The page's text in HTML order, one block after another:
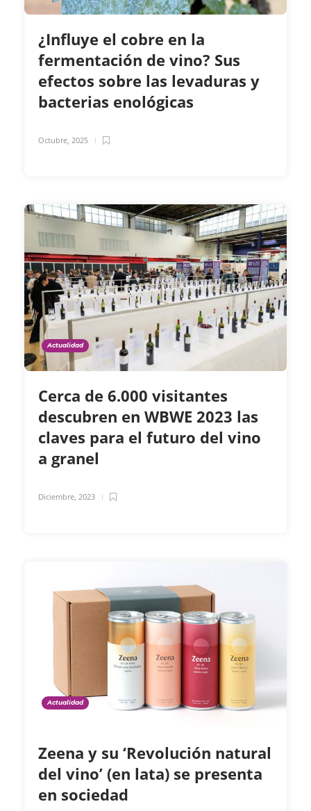
¿Influye el cobre en la
fermentación de vino? Sus
efectos sobre las levaduras y
bacterias enológicas
Octubre, 2025
Actualidad
Cerca de 6.000 visitantes
descubren en WBWE 2023 las
claves para el futuro del vino
a granel
Diciembre, 2023
Actualidad
Zeena y su ‘Revolución natural
del vino’ (en lata) se presenta
en sociedad